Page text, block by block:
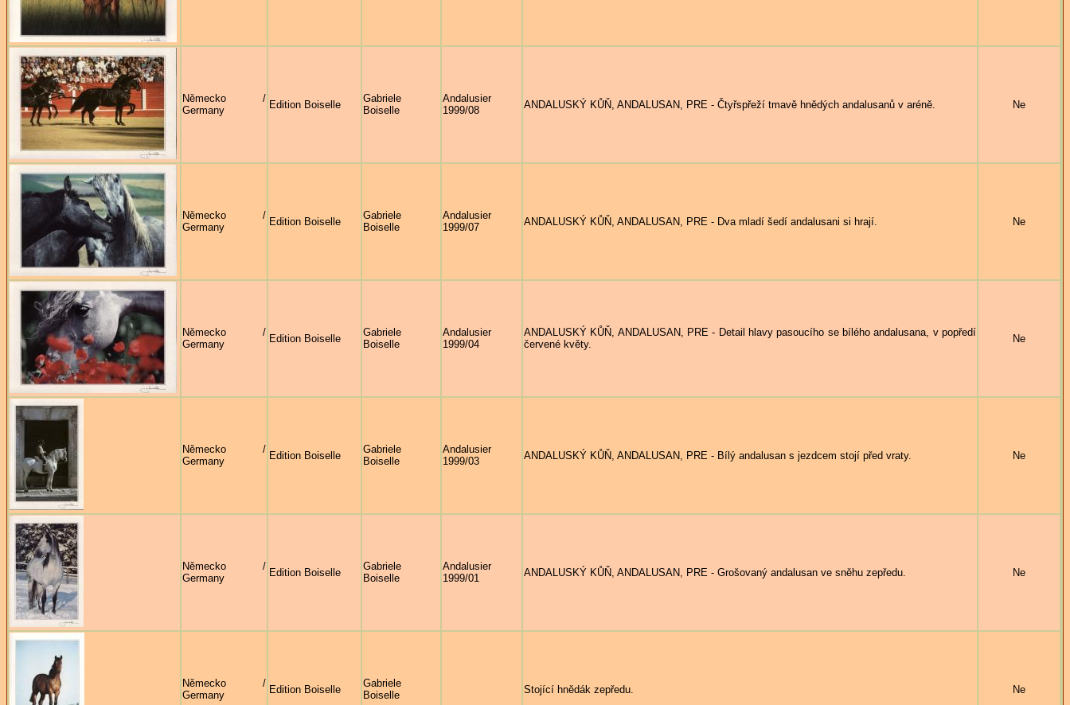
Německo /
Germany
Edition Boiselle
Gabriele
Boiselle
Andalusier
1999/08
ANDALUSKÝ KŮŇ, ANDALUSAN, PRE - Čtyřspřeží tmavě hnědých andalusanů v aréně. Ne
Německo /
Germany
Edition Boiselle
Gabriele
Boiselle
Andalusier
1999/07
ANDALUSKÝ KŮŇ, ANDALUSAN, PRE - Dva mladí šedí andalusani si hrají. Ne
Německo /
Germany
Edition Boiselle
Gabriele
Boiselle
Andalusier
1999/04
ANDALUSKÝ KŮŇ, ANDALUSAN, PRE - Detail hlavy pasoucího se bílého andalusana, v popředí
červené květy.
Ne
Německo /
Germany
Edition Boiselle
Gabriele
Boiselle
Andalusier
1999/03
ANDALUSKÝ KŮŇ, ANDALUSAN, PRE - Bílý andalusan s jezdcem stojí před vraty. Ne
Německo /
Germany
Edition Boiselle
Gabriele
Boiselle
Andalusier
1999/01
ANDALUSKÝ KŮŇ, ANDALUSAN, PRE - Grošovaný andalusan ve sněhu zepředu. Ne
Německo /
Germany
Edition Boiselle
Gabriele
Boiselle
Stojící hnědák zepředu. Ne